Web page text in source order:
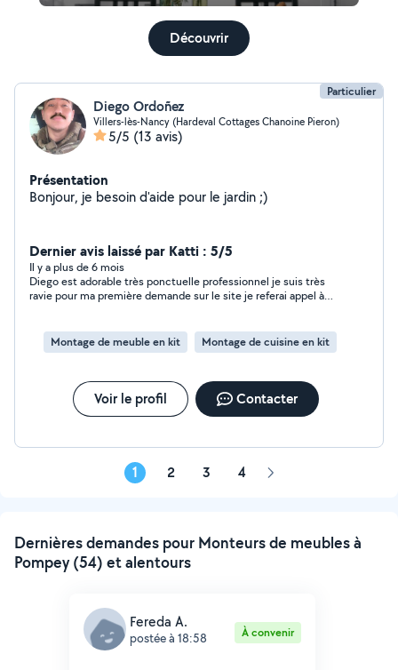
Découvrir
Particulier
Diego Ordoñez
Villers-lès-Nancy (Hardeval Cottages Chanoine Pieron)
5/5 (13 avis)
Présentation
Bonjour, je besoin d'aide pour le jardin ;)
Dernier avis laissé par Katti : 5/5
Il y a plus de 6 mois
Diego est adorable très ponctuelle professionnel je suis très
ravie pour ma première demande sur le site je referai appel à
satisfaite +++++Je recommande à 100%
Montage de meuble en kit Montage de cuisine en kit
Voir le profil Contacter
1 2 3 4 Page
Dernières demandes pour Monteurs de meubles à
Pompey (54) et alentours
Fereda A.
postée à 18:58 À convenir